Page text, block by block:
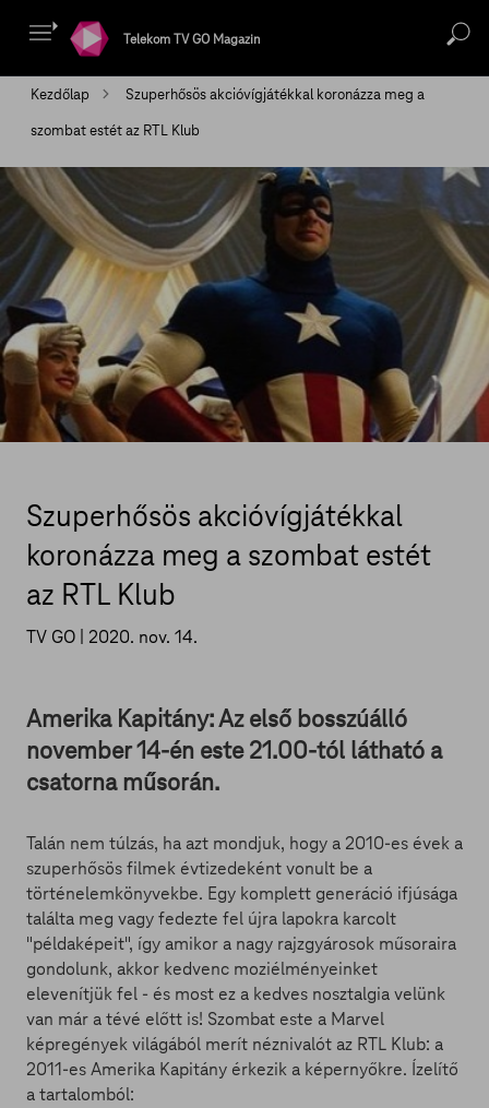
Telekom TV GO Magazin
Kezdőlap
Szuperhősös akcióvígjátékkal koronázza meg a
szombat estét az RTL Klub
Szuperhősös akcióvígjátékkal
koronázza meg a szombat estét
az RTL Klub
TV GO | 2020. nov. 14.
Amerika Kapitány: Az első bosszúálló
november 14-én este 21.00-tól látható a
csatorna műsorán.
Talán nem túlzás, ha azt mondjuk, hogy a 2010-es évek a
szuperhősös filmek évtizedeként vonult be a
történelemkönyvekbe. Egy komplett generáció ifjúsága
találta meg vagy fedezte fel újra lapokra karcolt
"példaképeit", így amikor a nagy rajzgyárosok műsoraira
gondolunk, akkor kedvenc moziélményeinket
elevenítjük fel - és most ez a kedves nosztalgia velünk
van már a tévé előtt is! Szombat este a Marvel
képregények világából merít néznivalót az RTL Klub: a
2011-es Amerika Kapitány érkezik a képernyőkre. Ízelítő
a tartalomból: